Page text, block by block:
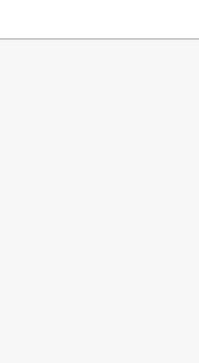
Änderungen
Teil Originalfotos
Lieferzustand des